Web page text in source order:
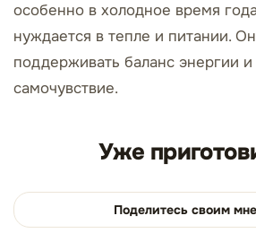
особенно в холодное время
нуждается в тепле и питании.
поддерживать баланс энергии
самочувствие.
Уже
Поделитесь своим